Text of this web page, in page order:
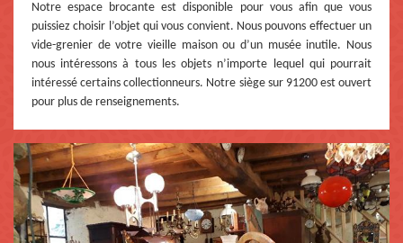
Notre espace brocante est disponible pour vous afin que vous
puissiez choisir l’objet qui vous convient. Nous pouvons effectuer un
vide-grenier de votre vieille maison ou d’un musée inutile. Nous
nous intéressons à tous les objets n’importe lequel qui pourrait
intéressé certains collectionneurs. Notre siège sur 91200 est ouvert
pour plus de renseignements.